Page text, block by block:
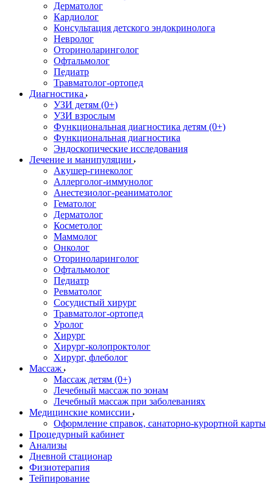
Дерматолог
Кардиолог
Консультация детского эндокринолога
Невролог
Оториноларинголог
Офтальмолог
Педиатр
Травматолог-ортопед
Диагностика
УЗИ детям (0+)
УЗИ взрослым
Функциональная диагностика детям (0+)
Функциональная диагностика
Эндоскопические исследования
Лечение и манипуляции
Акушер-гинеколог
Аллерголог-иммунолог
Анестезиолог-реаниматолог
Гематолог
Дерматолог
Косметолог
Маммолог
Онколог
Оториноларинголог
Офтальмолог
Педиатр
Ревматолог
Сосудистый хирург
Травматолог-ортопед
Уролог
Хирург
Хирург-колопроктолог
Хирург, флеболог
Массаж
Массаж детям (0+)
Лечебный массаж по зонам
Лечебный массаж при заболеваниях
Медицинские комиссии
Оформление справок, санаторно-курортной карты
Процедурный кабинет
Анализы
Дневной стационар
Физиотерапия
Тейпирование